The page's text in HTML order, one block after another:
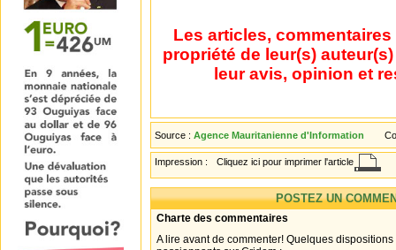
Les articles,
propriété de leur(s)
leur avis, opinion et
Source : Agence Mauritanienne d'Information
Impression : Cliquez ici pour imprimer l'article
POSTEZ UN
Charte des commentaires
A lire avant de commenter! Quelques